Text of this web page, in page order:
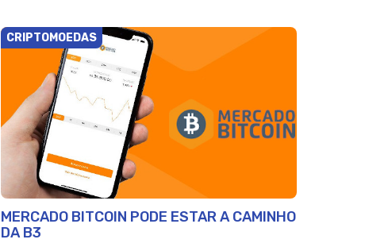
CRIPTOMOEDAS
MERCADO BITCOIN PODE ESTAR A CAMINHO
DA B3